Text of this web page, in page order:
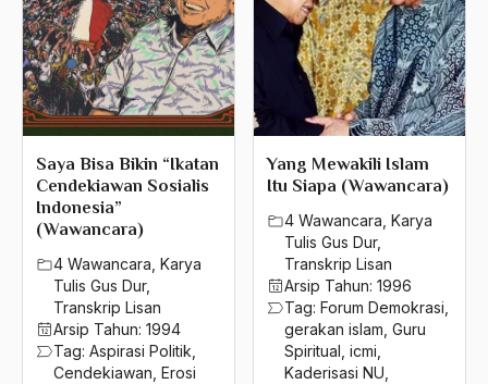
Saya Bisa Bikin “Ikatan
Cendekiawan Sosialis
Indonesia”
(Wawancara)
4 Wawancara Karya
Tulis Gus Dur,
Transkrip Lisan
Arsip Tahun: 1994
Tag: Aspirasi Politik
Cendekiawan Erosi
Yang Mewakili Islam
Itu Siapa (Wawancara)
4 Wawancara Karya
Tulis Gus Dur,
Transkrip Lisan
Arsip Tahun: 1996
Tag: Forum Demokrasi
gerakan islam Guru
Spiritual icmi
Kaderisasi NU
2009
2008
2007
2005
2004
2003
2002
2001
Ideologi Universal
Ideologi Wahabi
ideologis
Ideologisasi
Idham Chalid
idiosinkrasi penguasa
Idul Adha
Idul Fitri
Ignaz Goldziher